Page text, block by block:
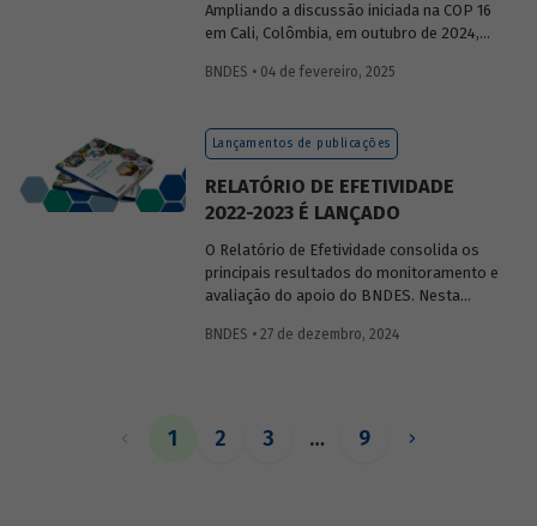
Ampliando a discussão iniciada na COP 16
em Cali, Colômbia, em outubro de 2024,
(anteriormente divulgados sob forma de
os conceitos a ela relacionados, o
contexto atual das discussões sobre o
setores se relacionam com o assunto.
BNDES • 04 de fevereiro, 2025
Lançamentos de publicações
RELATÓRIO DE EFETIVIDADE
2022-2023 É LANÇADO
O Relatório de Efetividade consolida os
principais resultados do monitoramento e
avaliação do apoio do BNDES. Nesta
operacional, as entregas e os impactos
BNDES • 27 de dezembro, 2024
1 2 3 … 9